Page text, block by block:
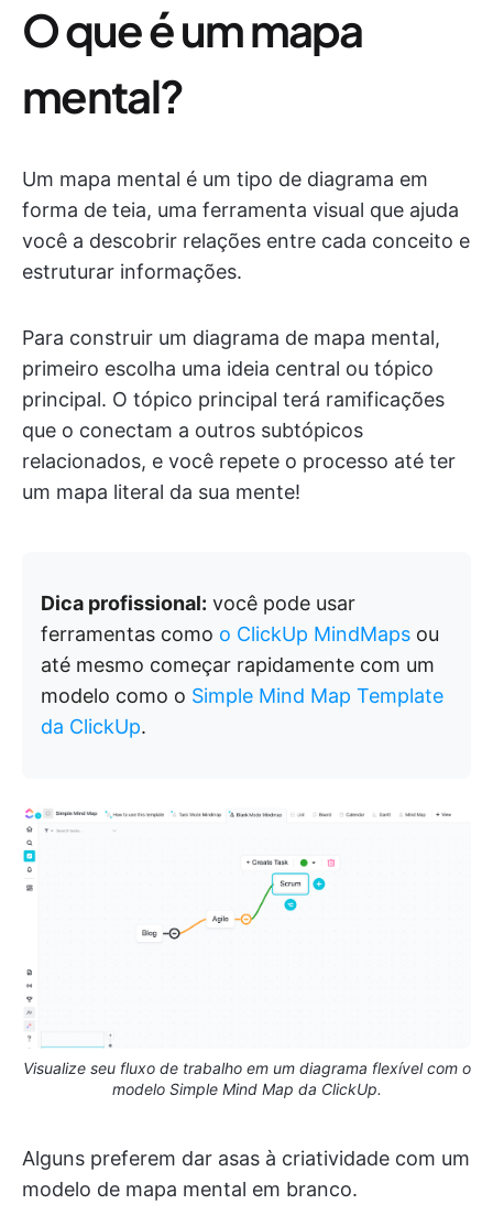
O que é um mapa
mental?
Um mapa mental é um tipo de diagrama em
forma de teia, uma ferramenta visual que ajuda
você a descobrir relações entre cada conceito e
estruturar informações.
Para construir um diagrama de mapa mental,
primeiro escolha uma ideia central ou tópico
principal. O tópico principal terá ramificações
que o conectam a outros subtópicos
relacionados, e você repete o processo até ter
um mapa literal da sua mente!
Dica profissional: você pode usar
ferramentas como o ClickUp MindMaps ou
até mesmo começar rapidamente com um
modelo como o Simple Mind Map Template
da ClickUp.
Visualize seu fluxo de trabalho em um diagrama flexível com o
modelo Simple Mind Map da ClickUp.
Alguns preferem dar asas à criatividade com um
modelo de mapa mental em branco.